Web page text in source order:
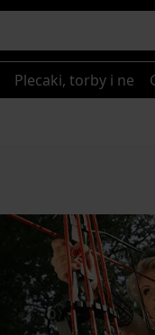
Plecaki, torby i nerki